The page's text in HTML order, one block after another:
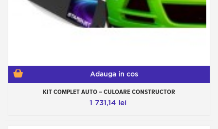
Adauga in cos
KIT COMPLET AUTO – CULOARE CONSTRUCTOR
1 731,14 lei